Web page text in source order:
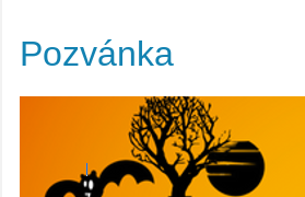
Pozvánka